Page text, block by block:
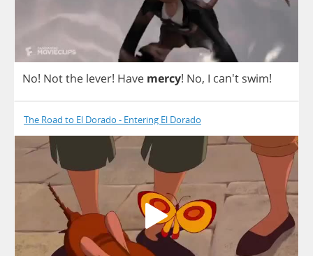
No! Notthe lever! Have mercy! No, I can't swim!
The Road to El Dorado - Entering El Dorado